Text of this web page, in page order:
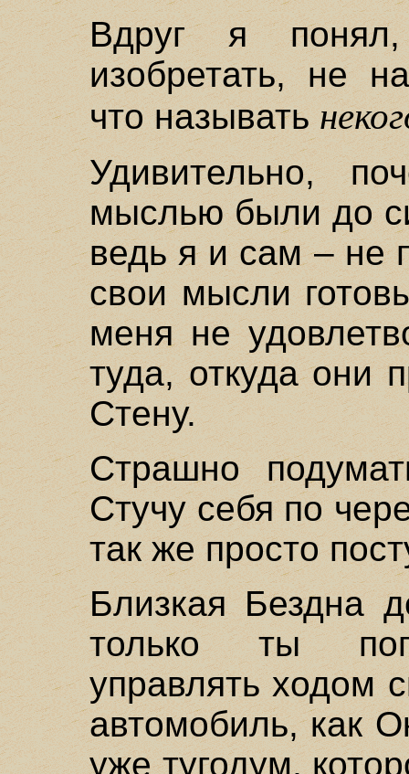
Вдруг я
изобретать, не
что называть
Удивительно,
мыслью были до
ведь я и сам – не
свои мысли
меня не
туда, откуда они
Стену.
Страшно
Стучу себя по
так же просто
Близкая Бездна
только ты
управлять ходом
автомобиль, как
уже тугодум,